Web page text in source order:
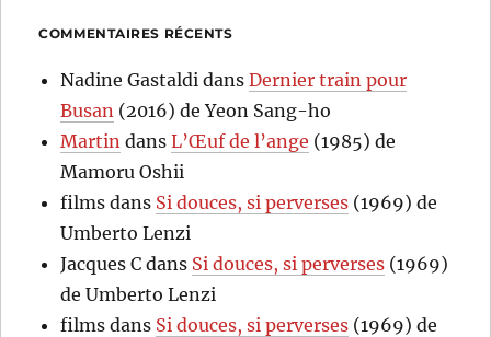
COMMENTAIRES RÉCENTS
Nadine Gastaldi dansDernier train pour
Busan (2016) de Yeon Sang-ho
Martin dansL’Œuf de l’ange (1985) de
Mamoru Oshii
films dans Si douces, si perverses (1969) de
Umberto Lenzi
Jacques C dans Si douces, si perverses (1969)
de Umberto Lenzi
films dans Si douces, si perverses (1969) de